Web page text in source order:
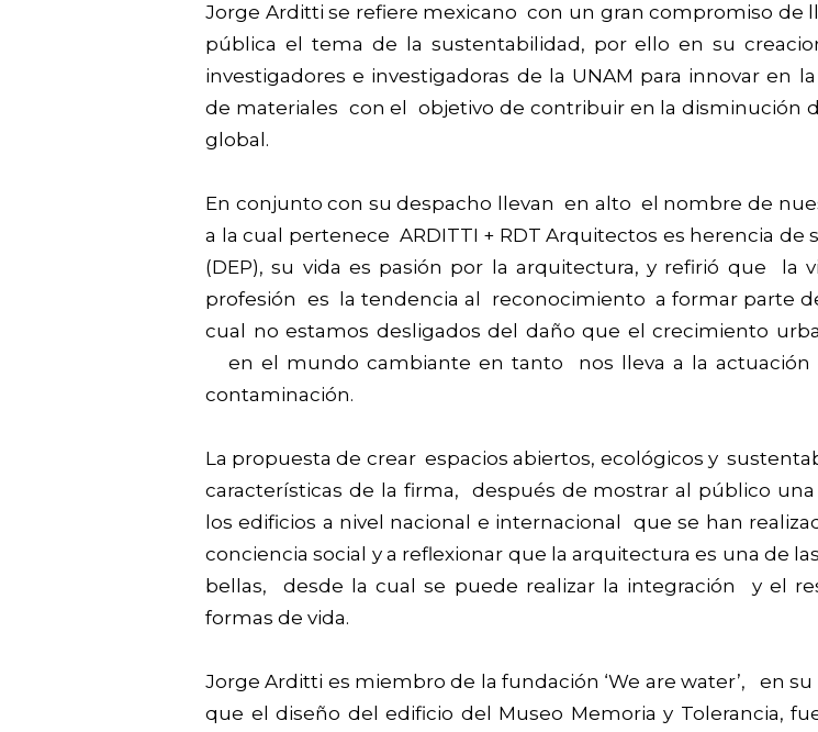
Jorge Arditti se refiere mexicano con un gran compromiso de
pública el tema de la sustentabilidad, por ello en su
investigadores e investigadoras de la UNAM para innovar en
de materiales con el objetivo de contribuir en la disminución
global.
En conjunto con su despacho llevan en alto el nombre de
a la cual pertenece ARDITTI + RDT Arquitectos es herencia de
(DEP), su vida es pasión por la arquitectura, y refirió que la
profesión es la tendencia al reconocimiento a formar parte
cual no estamos desligados del daño que el crecimiento
en el mundo cambiante en tanto nos lleva a la actuación
contaminación.
La propuesta de crear espacios abiertos, ecológicos y
características de la firma, después de mostrar al público
los edificios a nivel nacional e internacional que se han
conciencia social y a reflexionar que la arquitectura es una de
bellas, desde la cual se puede realizar la integración y el
formas de vida.
Jorge Arditti es miembro de la fundación ‘We are water’, en
que el diseño del edificio del Museo Memoria y Tolerancia,